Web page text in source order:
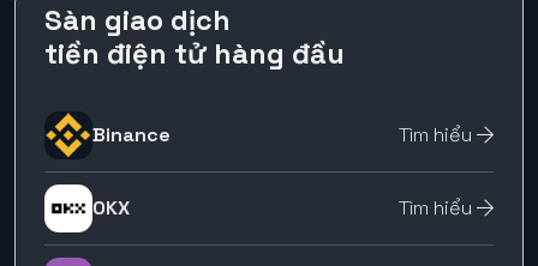
Sàn giao dịch
tiền điện tử hàng đầu
Binance Tìm hiểu
OKX Tìm hiểu